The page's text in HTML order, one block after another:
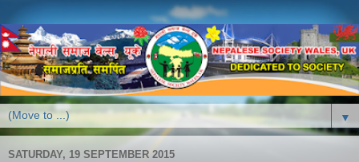
▼
SATURDAY, 19 SEPTEMBER 2015